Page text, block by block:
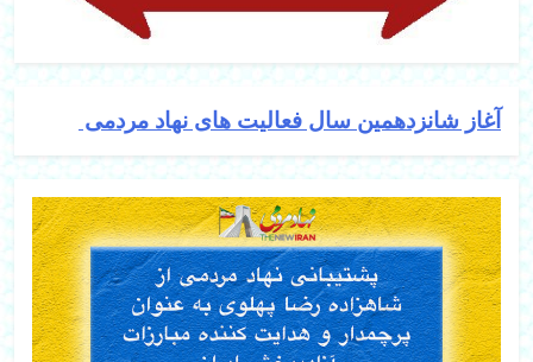
آغاز شانزدهمین سال فعالیت های نهاد مردمی